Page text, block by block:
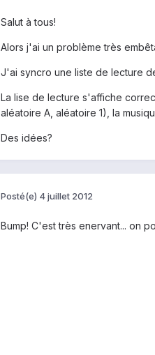
Salut à tous!
Alors j'ai un problème très
J'ai syncro une liste de lecture
La lise de lecture s'affiche
aléatoire A, aléatoire 1), la
Des idées?
Posté(e) 4 juillet 2012
Bump! C'est très enervant... on